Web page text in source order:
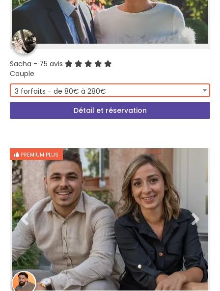
Sacha - 75 avis
Couple
3 forfaits - de 80€ à 280€
Détail et réservation
PREMIUM PLUS